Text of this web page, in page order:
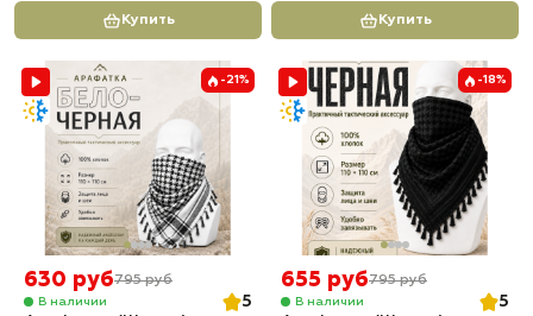
Купить Купить
-21%
630 руб795 руб
В наличии
5
-18%
655 руб795 руб
В наличии
5